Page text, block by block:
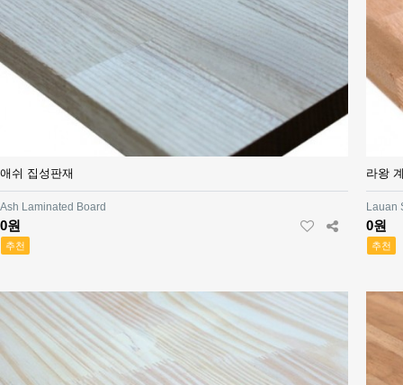
애쉬 집성판재
Ash Laminated Board
0원
추천
라왕
Lauan
0원
추천